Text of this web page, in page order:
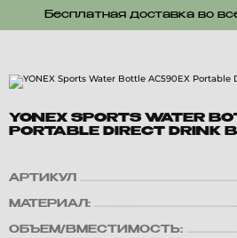
Бесплатная доставка во
YONEX SPORTS WATER
PORTABLE DIRECT DRINK
АРТИКУЛ
МАТЕРИАЛ:
ОБЪЕМ/ВМЕСТИМОСТЬ: